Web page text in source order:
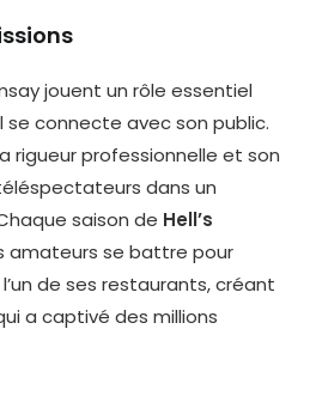
jouent un rôle essentiel
se connecte avec son public.
rigueur professionnelle et son
dans un
saison de Hell’s
amateurs se battre pour
de ses restaurants, créant
a captivé des millions